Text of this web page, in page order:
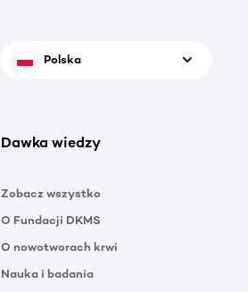
Polska
Dawka wiedzy
Zobacz wszystko
O Fundacji DKMS
O nowotworach krwi
Nauka i badania